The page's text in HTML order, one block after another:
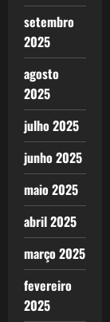
setembro
2025
agosto
2025
julho 2025
junho 2025
maio 2025
abril 2025
março 2025
fevereiro
2025